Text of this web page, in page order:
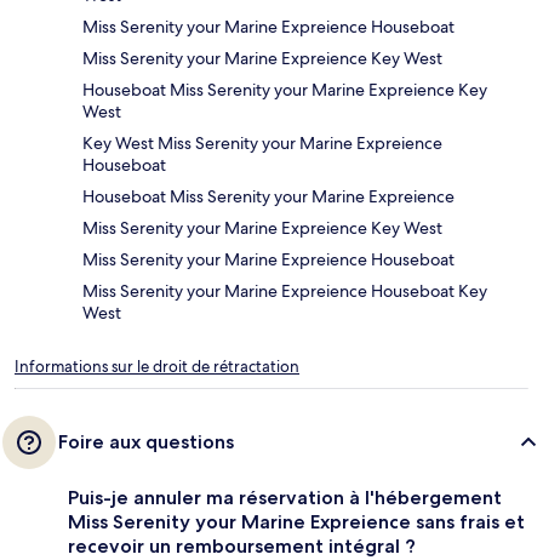
Miss Serenity your Marine Expreience Houseboat
Miss Serenity your Marine Expreience Key West
Houseboat Miss Serenity your Marine Expreience Key
West
Key West Miss Serenity your Marine Expreience
Houseboat
Houseboat Miss Serenity your Marine Expreience
Miss Serenity your Marine Expreience Key West
Miss Serenity your Marine Expreience Houseboat
Miss Serenity your Marine Expreience Houseboat Key
West
Informations sur le droit de rétractation
Foire aux questions
Puis-je annuler ma réservation à l'hébergement
Miss Serenity your Marine Expreience sans frais et
recevoir un remboursement intégral ?